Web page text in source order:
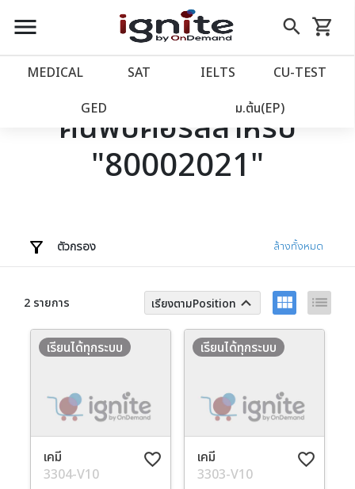
close
account_balance หน้าแรก
เว็บไซต์อิกไนท์
โปรโมชั่น
account_circle เข้าสู่ระบบ
menu search
Skip
to
shopping_cart
รถเข็น
MEDICAL SAT IELTS CU‑TEST
GED ม.ต้น(EP)
ค้นพบคอร์สสำหรับ
"80002021"
ตัวกรอง ล้างทั้งหมด
2 รายการ เรียงตามPosition keyboard_arrow_up view_module list
favorite_border
เคมี
3304-V10
เรียนได้ทุกระบบ
favorite_border
เคมี
3303-V10
เรียนได้ทุกระบบ